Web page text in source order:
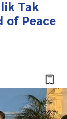
Tak
of Peace